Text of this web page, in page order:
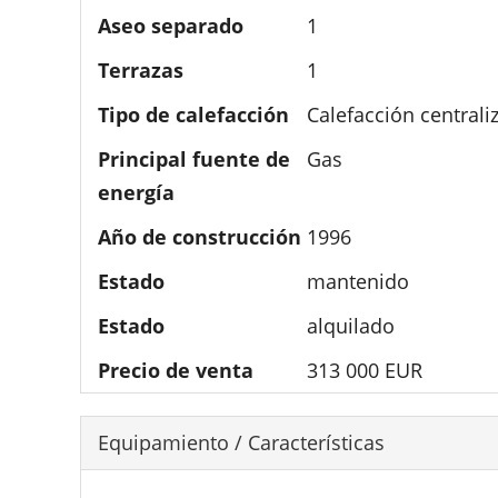
Aseo separado
1
Terrazas
1
Tipo de calefacción
Calefacción
Principal fuente de
energía
Gas
Año de construcción 1996
Estado
mantenido
Estado
alquilado
Precio de venta
313 000 EUR
Equipamiento / Características